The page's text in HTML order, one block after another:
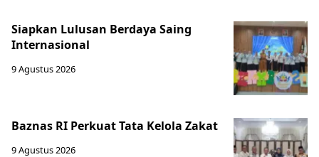
Siapkan Lulusan Berdaya Saing
Internasional
9 Agustus 2026
Baznas RI Perkuat Tata Kelola Zakat
9 Agustus 2026